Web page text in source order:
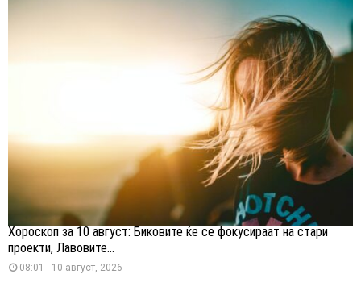
Хороскоп за 10 август: Биковите ќе се фокусираат на стари
проекти, Лавовите...
08:01 - 10 август, 2026